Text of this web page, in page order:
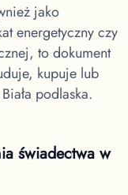
jako
energetyczny czy
to dokument
kupuje lub
podlaska.
świadectwa w